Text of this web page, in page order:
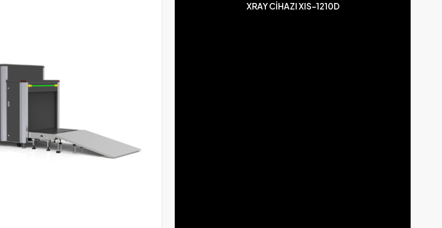
XRAY CİHAZI XIS-1210D